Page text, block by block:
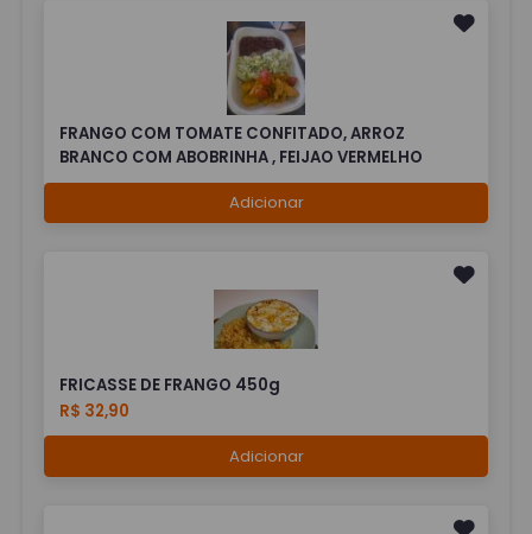
FRANGO COM TOMATE CONFITADO, ARROZ
BRANCO COM ABOBRINHA , FEIJAO VERMELHO
Adicionar
FRICASSE DE FRANGO 450g
R$ 32,90
Adicionar